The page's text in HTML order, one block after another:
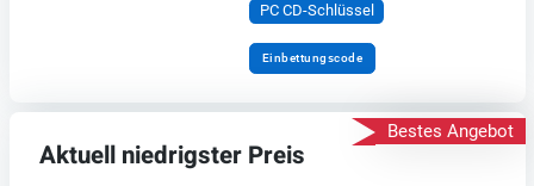
PC CD-Schlüssel
Einbettungscode
Bestes Angebot
Aktuell niedrigster Preis